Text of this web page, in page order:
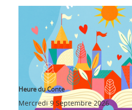
Heure du Conte
Mercredi 9 Septembre 2026